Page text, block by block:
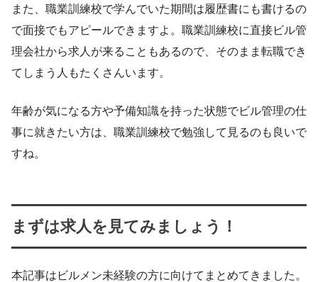
また、職業訓練校で学んでいた期間は履歴書にも書けるの
で面接でもアピールできますよ。職業訓練校に直接ビル管
理会社から求人が来ることもあるので、そのまま転職でき
てしまう人もたくさんいます。
年齢が気になる方や予備知識を持った状態でビル管理の仕
事に就きたい方は、職業訓練校で勉強して見るのも良いで
すね。
まずは求人を見てみましょう！
本記事はビルメン未経験の方に向けてまとめてきました。